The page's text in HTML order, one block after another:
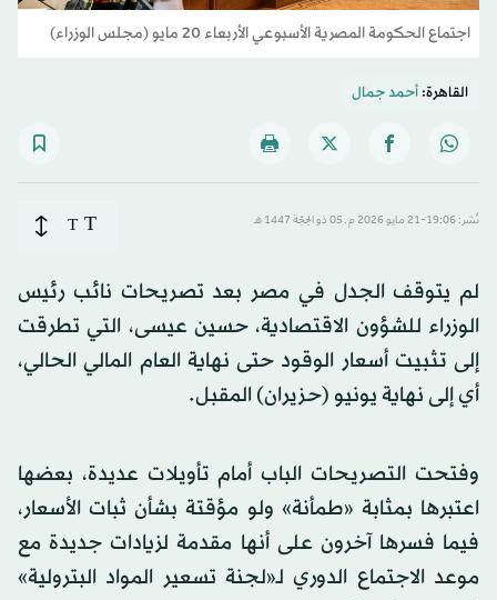
اجتماع الحكومة المصرية الأسبوعي الأربعاء 20 مايو (مجلس الوزراء)
القاهرة:أحمد جمال
نُشر: 19:06-21 مايو 2026 م ـ 05 ذو الحِجّة 1447 هـ T
T
لم يتوقف الجدل في مصر بعد تصريحات نائب رئيس
الوزراء للشؤون الاقتصادية، حسين عيسى، التي تطرقت
إلى تثبيت أسعار الوقود حتى نهاية العام المالي الحالي،
أي إلى نهاية يونيو (حزيران) المقبل.
وفتحت التصريحات الباب أمام تأويلات عديدة، بعضها
اعتبرها بمثابة «طمأنة» ولو مؤقتة بشأن ثبات الأسعار،
فيما فسرها آخرون على أنها مقدمة لزيادات جديدة مع
موعد الاجتماع الدوري لـ«لجنة تسعير المواد البترولية»